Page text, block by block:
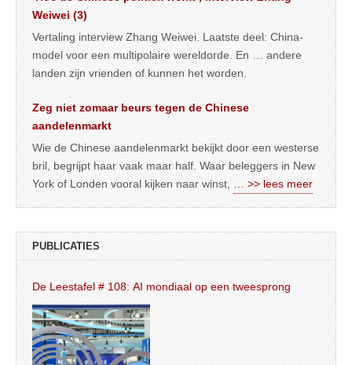
Weiwei (3)
Vertaling interview Zhang Weiwei. Laatste deel: China-
model voor een multipolaire wereldorde. En … andere
landen zijn vrienden of kunnen het worden.
Zeg niet zomaar beurs tegen de Chinese
aandelenmarkt
Wie de Chinese aandelenmarkt bekijkt door een westerse
bril, begrijpt haar vaak maar half. Waar beleggers in New
York of Londen vooral kijken naar winst,
… >> lees meer
PUBLICATIES
De Leestafel # 108: AI mondiaal op een tweesprong